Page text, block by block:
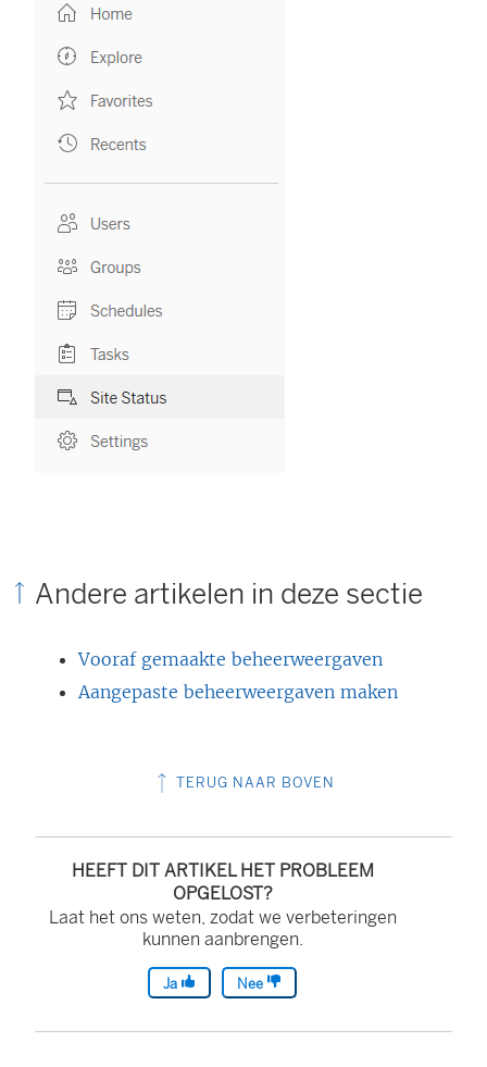
Andere artikelen in deze sectie
Vooraf gemaakte beheerweergaven
Aangepaste beheerweergaven maken
TERUG NAAR BOVEN
HEEFT DIT ARTIKEL HET PROBLEEM
OPGELOST?
Laat het ons weten, zodat we verbeteringen
kunnen aanbrengen.
Ja Nee